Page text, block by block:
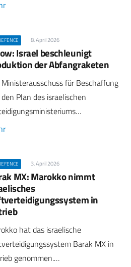
8. April 2026
Israel beschleunigt
der Abfangraketen
Ministerausschuss für Beschaffung
Plan des israelischen
3. April 2026
MX: Marokko nimmt
in
hat das israelische
Barak MX in
genommen.…